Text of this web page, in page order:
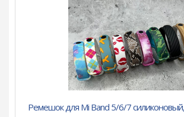
Ремешок для Mi Band 5/6/7